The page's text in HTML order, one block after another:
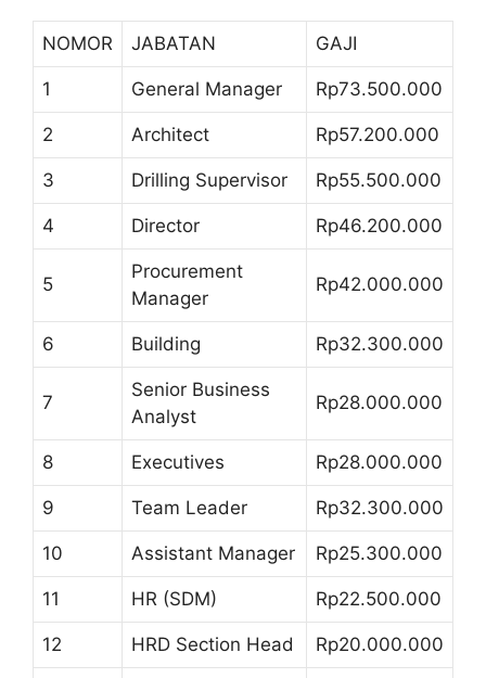
NOMOR JABATAN GAJI
1 General Manager Rp73.500.000
2 Architect Rp57.200.000
3 Drilling Supervisor Rp55.500.000
4 Director Rp46.200.000
5
Procurement
Manager
Rp42.000.000
6 Building Rp32.300.000
7
Senior Business
Analyst
Rp28.000.000
8 Executives Rp28.000.000
9 Team Leader Rp32.300.000
10 Assistant Manager Rp25.300.000
11 HR (SDM) Rp22.500.000
12 HRD Section Head Rp20.000.000